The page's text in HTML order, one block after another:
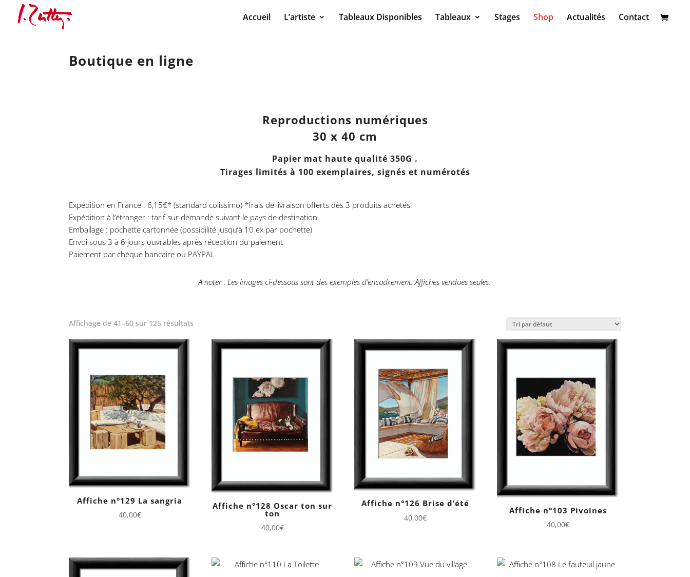
Accueil L’artiste Tableaux Disponibles Tableaux Stages Shop Actualités Contact
Boutique en ligne
Reproductions numériques
30 x 40 cm
Papier mat haute qualité 350G .
Tirages limités à 100 exemplaires, signés et numérotés
Expédition en France : 6,15€* (standard colissimo) *frais de livraison offerts dès 3 produits achetés
Expédition à l’étranger : tarif sur demande suivant le pays de destination
Emballage : pochette cartonnée (possibilité jusqu’à 10 ex par pochette)
Envoi sous 3 à 6 jours ouvrables après réception du paiement
Paiement par chèque bancaire ou PAYPAL
A noter : Les images ci-dessous sont des exemples d’encadrement. Affiches vendues seules.
Affichage de 41–60 sur 125 résultats
Affiche n°129 La sangria
40,00€
Affiche n°128 Oscar ton sur
ton
40,00€
Affiche n°126 Brise d’été
40,00€
Affiche n°103 Pivoines
40,00€